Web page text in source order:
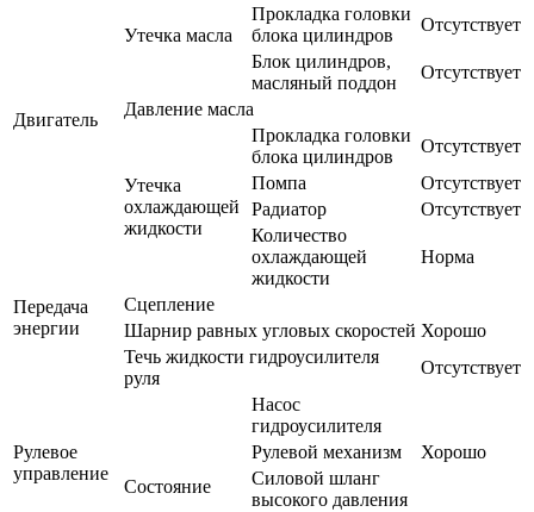
Двигатель
Утечка масла
Прокладка головки
блока цилиндров
Отсутствует
Блок цилиндров,
масляный поддон
Отсутствует
Давление масла
Утечка
охлаждающей
жидкости
Прокладка головки
блока цилиндров
Отсутствует
Помпа
Отсутствует
Радиатор
Отсутствует
Количество
охлаждающей
жидкости
Норма
Передача
энергии
Сцепление
Шарнир равных угловых скоростей Хорошо
Рулевое
управление
Течь жидкости гидроусилителя
руля
Отсутствует
Состояние
Насос
гидроусилителя
Рулевой механизм
Хорошо
Силовой шланг
высокого давления